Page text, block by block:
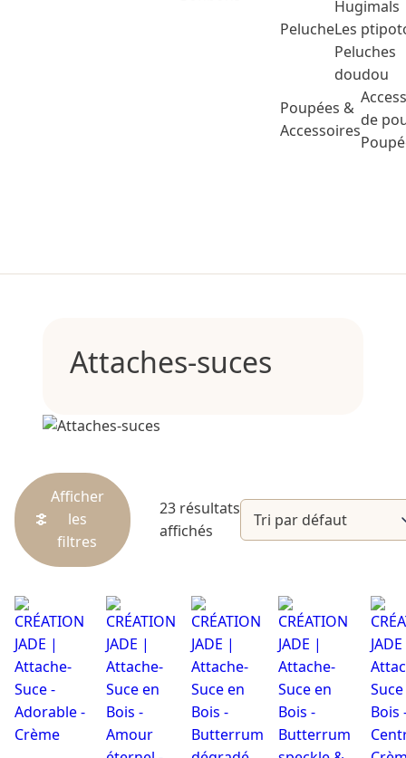
Peluche
Hugimals
Les
Peluches
doudou
Poupées &
Accessoires
de
Attaches-suces
Afficher
les
filtres
23 résultats
affichés
Catégories
Cadeaux &
Occasions
Carte
Cadeau
Dodo &